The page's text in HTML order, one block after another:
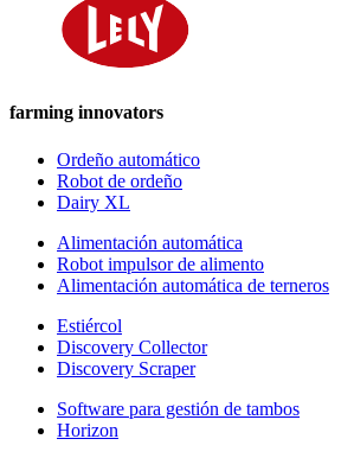
farming innovators
Ordeño automático
Robot de ordeño
Dairy XL
Alimentación automática
Robot impulsor de alimento
Alimentación automática de terneros
Estiércol
Discovery Collector
Discovery Scraper
Software para gestión de tambos
Horizon